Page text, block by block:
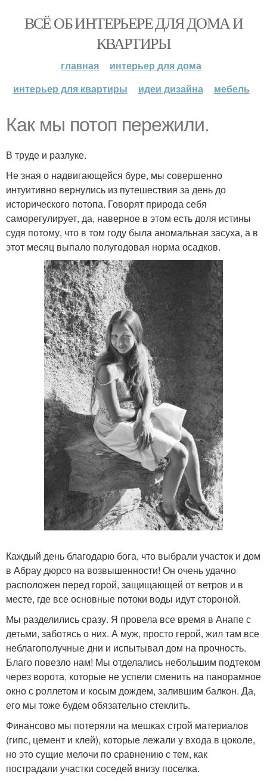
ВСЁ ОБ ИНТЕРЬЕРЕ ДЛЯ ДОМА И
КВАРТИРЫ
главная
интерьер для дома
интерьер для квартиры
идеи дизайна мебель
Как мы потоп пережили.
В труде и разлуке.
Не зная о надвигающейся буре, мы совершенно
интуитивно вернулись из путешествия за день до
исторического потопа. Говорят природа себя
саморегулирует, да, наверное в этом есть доля истины
судя потому, что в том году была аномальная засуха, а в
этот месяц выпало полугодовая норма осадков.
Каждый день благодарю бога, что выбрали участок и дом
в Абрау дюрсо на возвышенности! Он очень удачно
расположен перед горой, защищающей от ветров и в
месте, где все основные потоки воды идут стороной.
Мы разделились сразу. Я провела все время в Анапе с
детьми, заботясь о них. А муж, просто герой, жил там все
неблагополучные дни и испытывал дом на прочность.
Благо повезло нам! Мы отделались небольшим подтеком
через ворота, которые не успели сменить на панорамное
окно с роллетом и косым дождем, залившим балкон. Да,
его мы тоже будем обязательно стеклить.
Финансово мы потеряли на мешках строй материалов
(гипс, цемент и клей), которые лежали у входа в цоколе,
но это сущие мелочи по сравнению с тем, как
пострадали участки соседей внизу поселка.